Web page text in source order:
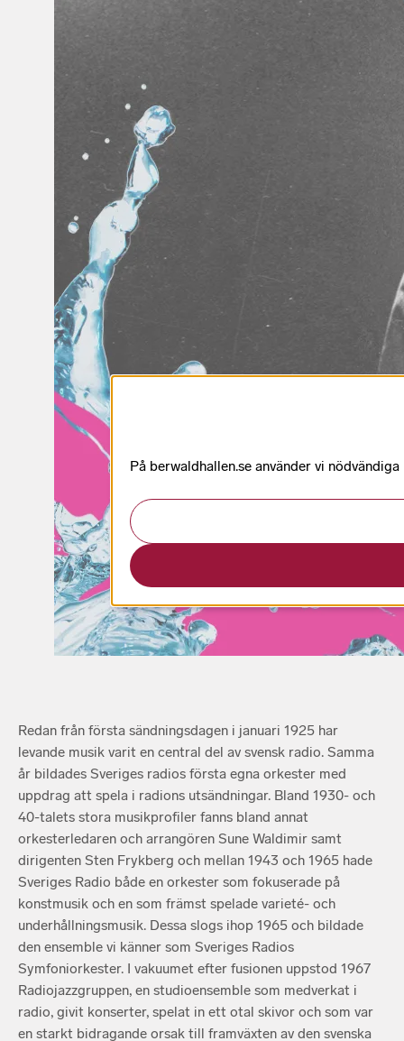
Redan från första sändningsdagen i januari 1925 har
levande musik varit en central del av svensk radio. Samma
år bildades Sveriges radios första egna orkester med
uppdrag att spela i radions utsändningar. Bland 1930- och
40-talets stora musikprofiler fanns bland annat
orkesterledaren och arrangören Sune Waldimir samt
dirigenten Sten Frykberg och mellan 1943 och 1965 hade
Sveriges Radio både en orkester som fokuserade på
konstmusik och en som främst spelade varieté- och
underhållningsmusik. Dessa slogs ihop 1965 och bildade
den ensemble vi känner som Sveriges Radios
Symfoniorkester. I vakuumet efter fusionen uppstod 1967
Radiojazzgruppen, en studioensemble som medverkat i
radio, givit konserter, spelat in ett otal skivor och som var
en starkt bidragande orsak till framväxten av den svenska
På berwaldhallen.se använder vi